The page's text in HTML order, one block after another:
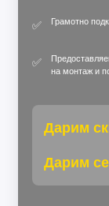
✅ Грамотно
✅
на монтаж и
Дарим
Дарим